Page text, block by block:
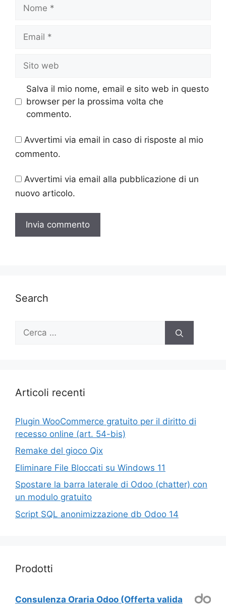
Nome
Email
Sito
web
Salva il mio nome, email e sito web in questo
browser per la prossima volta che
commento.
Avvertimi via email in caso di risposte al mio
commento.
Avvertimi via email alla pubblicazione di un
nuovo articolo.
Search
per:
Articoli recenti
Plugin WooCommerce gratuito per il diritto di
recesso online (art. 54-bis)
Remake del gioco Qix
Eliminare File Bloccati su Windows 11
Spostare la barra laterale di Odoo (chatter) con
un modulo gratuito
Script SQL anonimizzazione db Odoo 14
Prodotti
Consulenza Oraria Odoo (Offerta valida